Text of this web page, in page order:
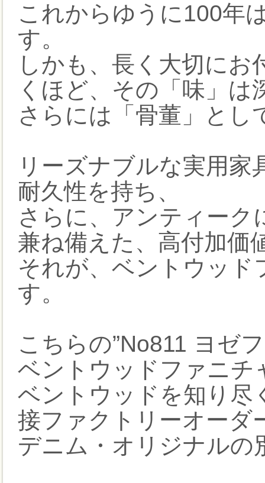
これからゆうに100年
す。
しかも、長く大切に
くほど、その「味」は
さらには「骨董」とし
リーズナブルな実用
耐久性を持ち、
さらに、アンティー
兼ね備えた、高付加価
それが、ベントウッド
す。
こちらの”No811 ヨゼ
ベントウッドファニチ
ベントウッドを知り尽
接ファクトリーオーダ
デニム・オリジナルの